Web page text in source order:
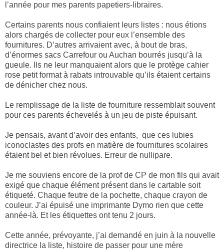
l’année pour mes parents papetiers-libraires.
Certains parents nous confiaient leurs listes : nous étions
alors chargés de collecter pour eux l’ensemble des
fournitures. D’autres arrivaient avec, à bout de bras,
d’énormes sacs Carrefour ou Auchan bourrés jusqu’à la
gueule. Ils ne leur manquaient alors que le protège cahier
rose petit format à rabats introuvable qu’ils étaient certains
de dénicher chez nous.
Le remplissage de la liste de fourniture ressemblait souvent
pour ces parents échevelés à un jeu de piste épuisant.
Je pensais, avant d’avoir des enfants, que ces lubies
iconoclastes des profs en matière de fournitures scolaires
étaient bel et bien révolues. Erreur de nullipare.
Je me souviens encore de la prof de CP de mon fils qui avait
exigé que chaque élément présent dans le cartable soit
étiqueté. Chaque feutre de la pochette, chaque crayon de
couleur. J’ai épuisé une imprimante Dymo rien que cette
année-là. Et les étiquettes ont tenu 2 jours.
Cette année, prévoyante, j’ai demandé en juin à la nouvelle
directrice la liste, histoire de passer pour une mère